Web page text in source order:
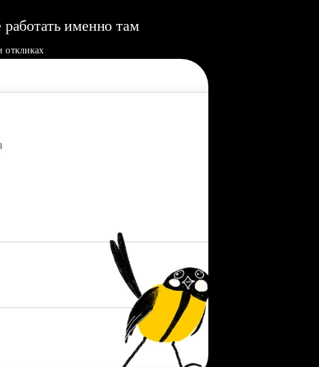
именно там
откликах